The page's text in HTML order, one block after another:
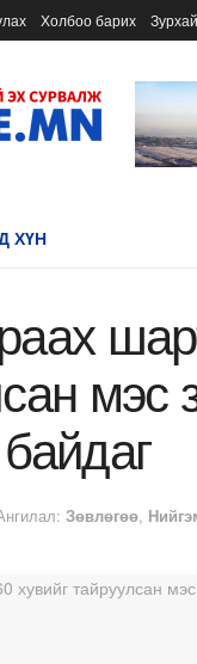
Холбоо барих Зурхай
ХҮН
Зөвлөгөө,